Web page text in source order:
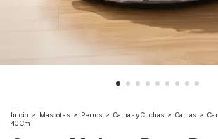
Inicio > Mascotas > Perros > Camas y Cuchas > Camas >
40 Cm